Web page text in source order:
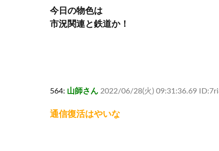
今日の物色は
市況関連と鉄道か！
564: 山師さん 2022/06/28(火) 09:31:36.69
通信復活はやいな